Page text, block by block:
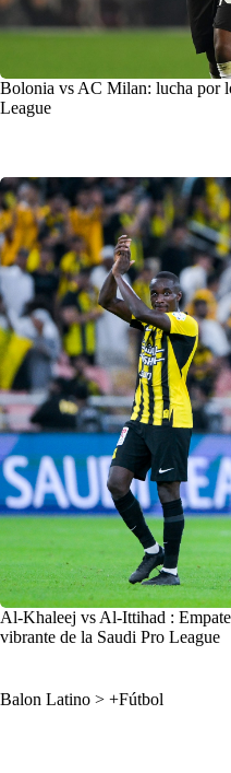
Bolonia vs AC Milan: lucha por
League
Al-Khaleej vs Al-Ittihad :
vibrante de la Saudi Pro League
Balon Latino > +Fútbol